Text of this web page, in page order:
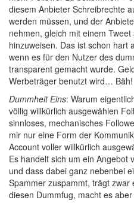
diesem Anbieter Schreibrechte
werden müssen, und der
nehmen, gleich mit einem
hinzuweisen. Das ist schon hart
wenn es für den Nutzer des
transparent gemacht wurde.
Werbeträger benutzt wird… Bäh!
Dummheit Eins: Warum
völlig willkürlich ausgewählen
sinnloses, mechanisches
mir nur eine Form der
Account voller willkürlich
Es handelt sich um ein Angebot
und dass dabei ganz nebenbei
Spammer zuspammt, trägt
diesen Dummfug, macht es